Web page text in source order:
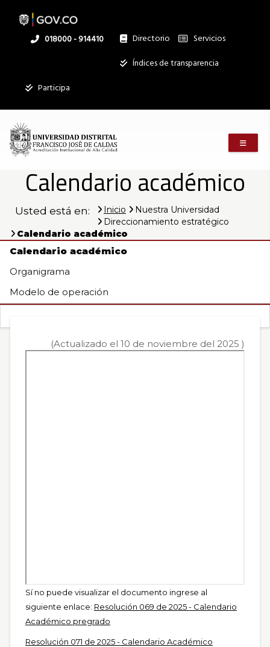
Calendario
académico
Universidad
Distrital
Francisco
José
de
Caldas
contenido
Linea
018000 - 914410 Directorio
Institucional
Servicios
Índices de transparencia
Participa
Calendario académico
Usted está en: Inicio
Nuestra Universidad
Direccionamiento estratégico
Calendario académico
Calendario académico
Organigrama
Modelo de operación
(Actualizado el 10 de noviembre del 2025 )
Sí no puede visualizar el documento ingrese al
siguiente enlace: Resolución 069 de 2025 - Calendario
Académico pregrado
Resolución 071 de 2025 - Calendario Académico